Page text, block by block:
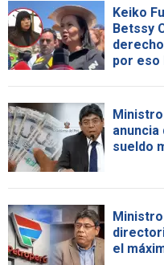
Keiko
Betssy
por eso
anuncia
sueldo
el